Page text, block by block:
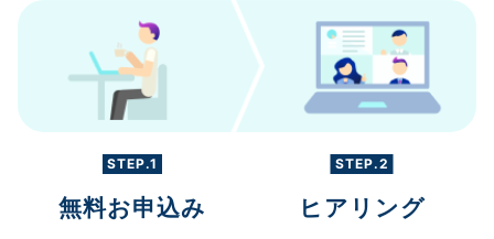
STEP.1
無料お申込み
STEP.2
ヒアリング